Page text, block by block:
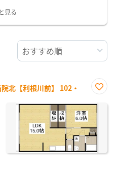
見る
北【利根川前】 102・
に入
り登
録